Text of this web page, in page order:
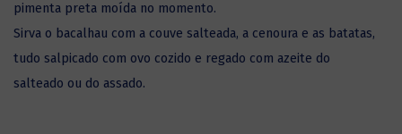
pimenta preta moída no momento.
Sirva o bacalhau com a couve salteada, a cenoura e as batatas,
tudo salpicado com ovo cozido e regado com azeite do
salteado ou do assado.